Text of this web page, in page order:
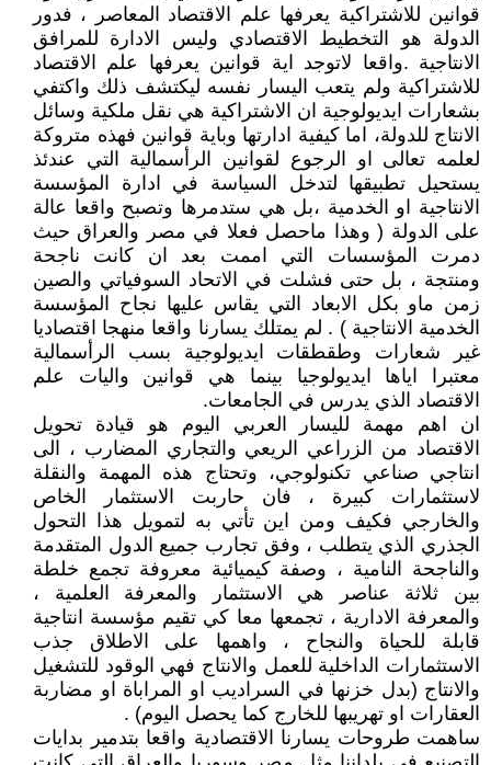
قوانين للاشتراكية يعرفها علم الاقتصاد المعاصر ، فدور
الدولة هو التخطيط الاقتصادي وليس الادارة للمرافق
الانتاجية .واقعا لاتوجد اية قوانين يعرفها علم الاقتصاد
للاشتراكية ولم يتعب اليسار نفسه ليكتشف ذلك واكتفي
بشعارات ايديولوجية ان الاشتراكية هي نقل ملكية وسائل
الانتاج للدولة، اما كيفية ادارتها وباية قوانين فهذه متروكة
لعلمه تعالى او الرجوع لقوانين الرأسمالية التي عندئذ
يستحيل تطبيقها لتدخل السياسة في ادارة المؤسسة
الانتاجية او الخدمية ،بل هي ستدمرها وتصبح واقعا عالة
على الدولة ( وهذا ماحصل فعلا في مصر والعراق حيث
دمرت المؤسسات التي اممت بعد ان كانت ناجحة
ومنتجة ، بل حتى فشلت في الاتحاد السوفياتي والصين
زمن ماو بكل الابعاد التي يقاس عليها نجاح المؤسسة
الخدمية الانتاجية ) . لم يمتلك يسارنا واقعا منهجا اقتصاديا
غير شعارات وطقطقات ايديولوجية بسب الرأسمالية
معتبرا اياها ايديولوجيا بينما هي قوانين واليات علم
الاقتصاد الذي يدرس في الجامعات.
ان اهم مهمة لليسار العربي اليوم هو قيادة تحويل
الاقتصاد من الزراعي الريعي والتجاري المضارب ، الى
انتاجي صناعي تكنولوجي، وتحتاج هذه المهمة والنقلة
لاستثمارات كبيرة ، فان حاربت الاستثمار الخاص
والخارجي فكيف ومن اين تأتي به لتمويل هذا التحول
الجذري الذي يتطلب ، وفق تجارب جميع الدول المتقدمة
والناجحة النامية ، وصفة كيميائية معروفة تجمع خلطة
بين ثلاثة عناصر هي الاستثمار والمعرفة العلمية ،
والمعرفة الادارية ، تجمعها معا كي تقيم مؤسسة انتاجية
قابلة للحياة والنجاح ، واهمها على الاطلاق جذب
الاستثمارات الداخلية للعمل والانتاج فهي الوقود للتشغيل
والانتاج (بدل خزنها في السراديب او المراباة او مضاربة
العقارات او تهريبها للخارج كما يحصل اليوم) .
ساهمت طروحات يسارنا الاقتصادية واقعا بتدمير بدايات